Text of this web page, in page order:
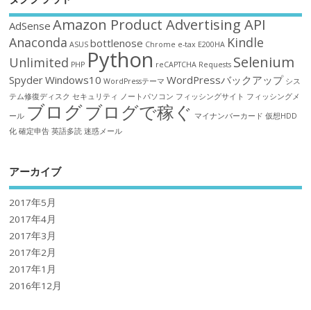
AdSense Amazon Product Advertising API
Anaconda ASUS bottlenose Chrome e-tax E200HA Kindle
Unlimited PHP Python reCAPTCHA Requests Selenium
SpyderWindows10 WordPressテーマ WordPressバックアップ シス
テム修復ディスク セキュリティ ノートパソコン フィッシングサイト フィッシングメ
ール ブログブログで稼ぐ マイナンバーカード 仮想HDD
化 確定申告 英語多読 迷惑メール
アーカイブ
2017年5月
2017年4月
2017年3月
2017年2月
2017年1月
2016年12月